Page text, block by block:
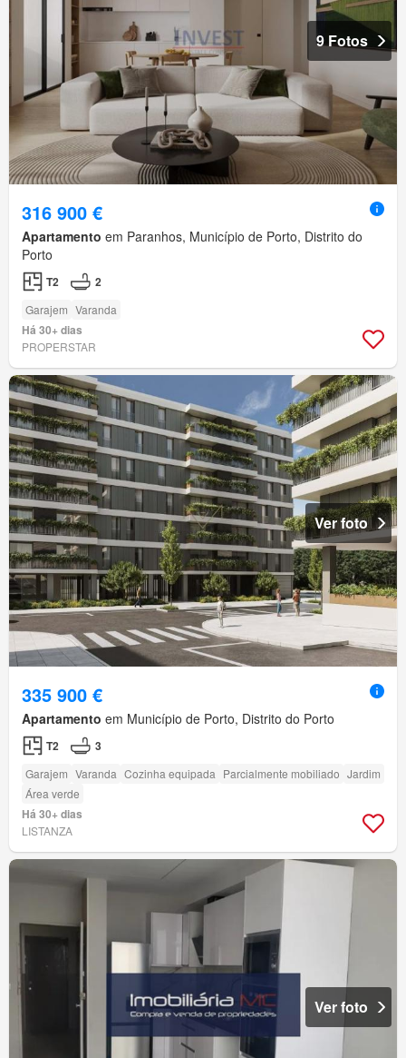
9 Fotos
316 900 €
Apartamento em Paranhos, Município de Porto, Distrito do
Porto
T2 2
Garajem Varanda
Há 30+ dias
PROPERSTAR
Ver foto
335 900 €
Apartamento em Município de Porto, Distrito do Porto
T2 3
Garajem Varanda Cozinha equipada Parcialmente mobiliado Jardim
Área verde
Há 30+ dias
LISTANZA
Ver foto